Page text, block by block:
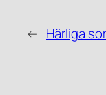
← Härliga